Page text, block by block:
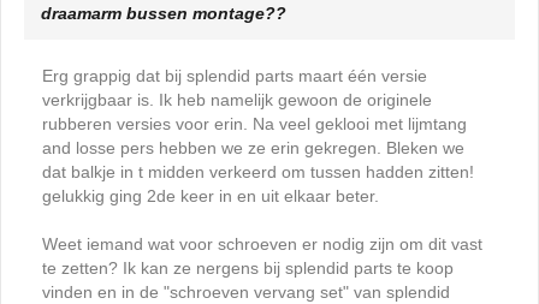
draamarm bussen montage??
Erg grappig dat bij splendid parts maart één versie
verkrijgbaar is. Ik heb namelijk gewoon de originele
rubberen versies voor erin. Na veel geklooi met lijmtang
and losse pers hebben we ze erin gekregen. Bleken we
dat balkje in t midden verkeerd om tussen hadden zitten!
gelukkig ging 2de keer in en uit elkaar beter.
Weet iemand wat voor schroeven er nodig zijn om dit vast
te zetten? Ik kan ze nergens bij splendid parts te koop
vinden en in de "schroeven vervang set" van splendid